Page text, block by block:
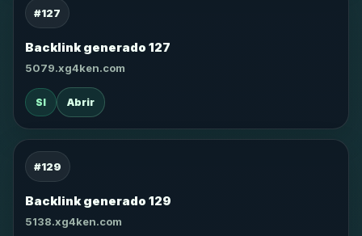
#127
Backlink generado 127
5079.xg4ken.com
SI Abrir
#129
Backlink generado 129
5138.xg4ken.com